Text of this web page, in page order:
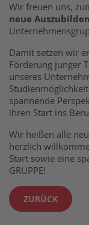
Wir freuen uns,
neue
Damit setzen wir
Förderung junger
unseres
spannende
ihren Start ins
Wir heißen alle
herzlich
Start sowie eine
GRUPPE!
ZURÜCK